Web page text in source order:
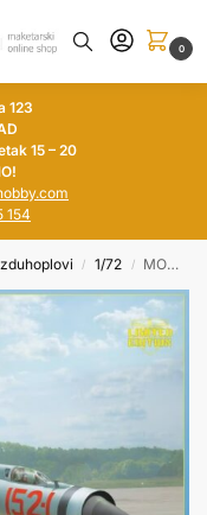
0
123
15 – 20
154
/ 1/72 / MODELSVIT 1/72 E-152-1 (Limited Edition)